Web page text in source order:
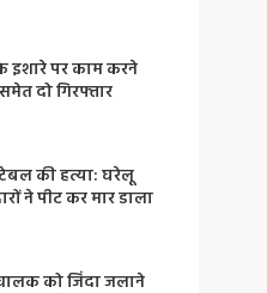
इशारे पर काम करने
दो गिरफ्तार
की हत्या: घरेलू
ने पीट कर मार डाला
को जिंदा जलाने